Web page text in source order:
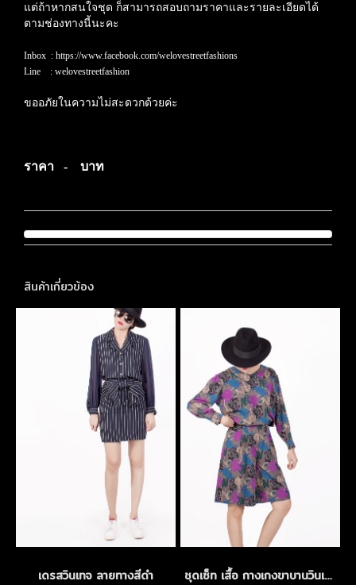
แต่ถ้าหากสนใจชุด ก็สามารถสอบถามราคาและรายละเอียดได้
ตามช่องทางนี้นะคะ
Inbox : https://www.facebook.com/welovestreetfashions
Line : welovestreetfashion
ขออภัยในความไม่สะดวกด้วยค่ะ
ราคา - บาท
สินค้าเกี่ยวข้อง
เดรสวินเทจ ลายทางสีดำ ชุดเซ็ท เสื้อ กางเกงขาบานวินเทจ